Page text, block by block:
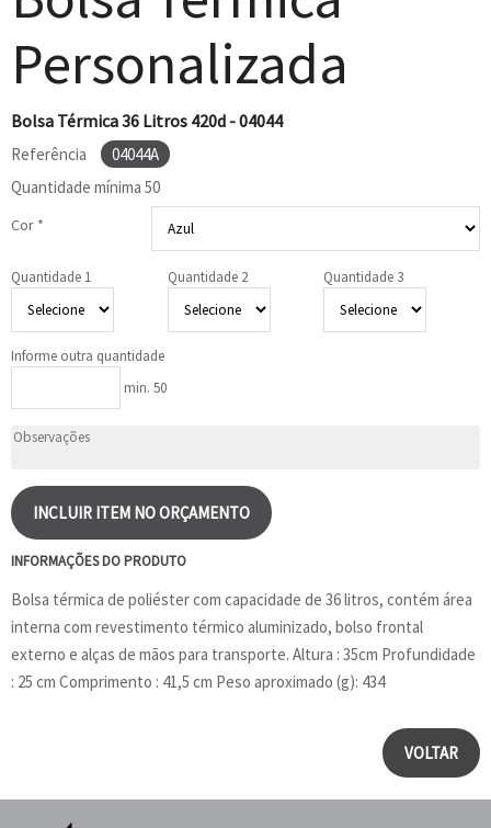
Personalizada
Bolsa Térmica 36 Litros 420d - 04044
Referência
04044A
Quantidade mínima 50
Cor *
Quantidade 1 Quantidade 2 Quantidade 3
Informe outra quantidade
min. 50
INCLUIR ITEM NO ORÇAMENTO
INFORMAÇÕES DO PRODUTO
Bolsa térmica de poliéster com capacidade de 36 litros, contém área
interna com revestimento térmico aluminizado, bolso frontal
externo e alças de mãos para transporte. Altura : 35cm Profundidade
: 25 cm Comprimento : 41,5 cm Peso aproximado (g): 434
VOLTAR